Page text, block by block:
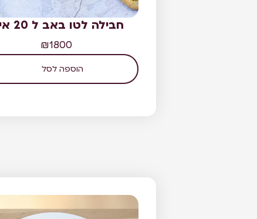
חבילה לטו באב ל 20 איש
₪1800
הוספה לסל